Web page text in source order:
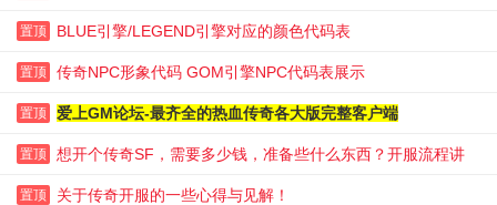
置顶 BLUE引擎/LEGEND引擎对应的颜色代码表
置顶 传奇NPC形象代码 GOM引擎NPC代码表展示
置顶 爱上GM论坛-最齐全的热血传奇各大版完整客户端
置顶 想开个传奇SF，需要多少钱，准备些什么东西？开服流程讲
解！
置顶 关于传奇开服的一些心得与见解！